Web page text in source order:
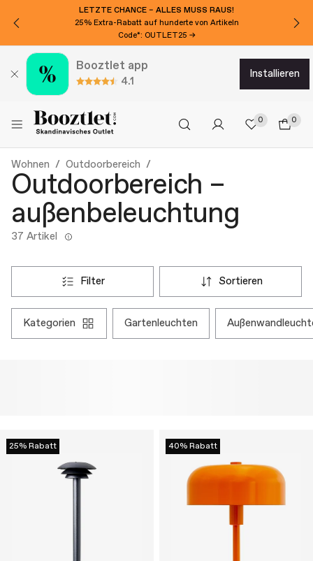
LETZTE CHANCE – ALLES MUSS RAUS!
25% Extra-Rabatt auf hunderte von Artikeln
Code*: OUTLET25 →
Booztlet app
4.1
installieren
0 0
Wohnen Outdoorbereich
Outdoorbereich –
außenbeleuchtung
37 Artikel
filter sortieren
kategorien gartenleuchten
25% Rabatt 40% Rabatt